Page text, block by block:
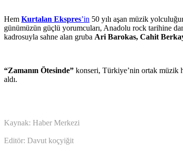
Hem Kurtalan Ekspres’in 50 yılı aşan müzik
günümüzün güçlü yorumcuları, Anadolu rock tarihine
kadrosuyla sahne alan gruba Ari Barokas, Cahit
“Zamanın Ötesinde” konseri, Türkiye’nin ortak müzik
aldı.
Kaynak: Haber Merkezi
Editör: Davut koçyiğit